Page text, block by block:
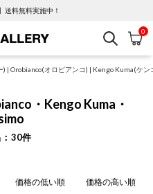
送料無料実施中！
Cuffs Gallery
検索 カ
0
) | Orobianco(オロビアンコ) | Kengo Kuma(ケン
・Kengo Kuma・
30件
価格の低い順 価格の高い順